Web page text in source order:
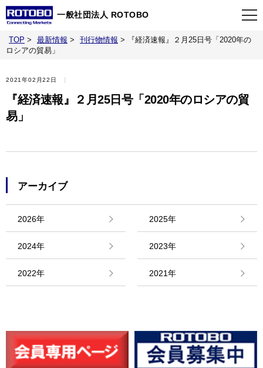
一般社団法人 ROTOBO
TOP
最新情報
当会について
刊行物
情報館
TOP > 最新情報 > 刊行物情報 >
『経済速報』２月25日号「2020年の
ロシアの貿易」
2021年02月22日
『経済速報』２月25日号「2020年のロシアの貿
易」
アーカイブ
2026年 2025年
2024年 2023年
2022年 2021年